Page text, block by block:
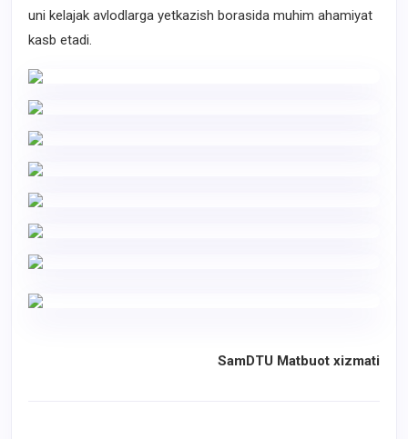
uni kelajak avlodlarga yetkazish borasida muhim ahamiyat
kasb etadi.
SamDTU Matbuot xizmati